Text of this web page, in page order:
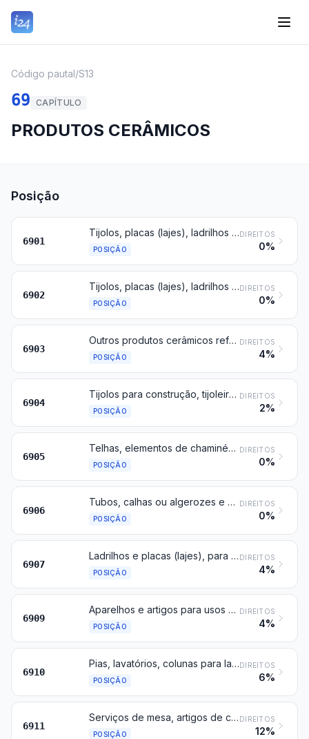
Código pautal/S13
69 CAPÍTULO
PRODUTOS CERÂMICOS
Posição
6901
Tijolos, placas (lajes), ladrilhos e outras peças cerâmicas de farinhas siliciosas fósseis (por exemplo, kieselguhr, tripolite, diatomite) ou de terras siliciosas semelhantes
POSIÇÃO
DIREITOS
0%
6902
Tijolos, placas (lajes), ladrilhos e peças cerâmicas semelhantes, para construção, refratários, que não sejam de farinhas siliciosas fósseis nem de terras siliciosas semelhantes
POSIÇÃO
DIREITOS
0%
6903
Outros produtos cerâmicos refratários (por exemplo, retortas, cadinhos, muflas, bocais, tampões, suportes, copelas, tubos, mangas, varetas, « portas » deslizantes (slide gates)) que não sejam de farinhas siliciosas fósseis nem de terras siliciosas semelhantes
POSIÇÃO
DIREITOS
4%
6904
Tijolos para construção, tijoleiras, tapa-vigas e produtos semelhantes, de cerâmica
POSIÇÃO
DIREITOS
2%
6905
Telhas, elementos de chaminés, condutores de fumo (fumaça), ornamentos arquitetónicos, de cerâmica, e outros produtos cerâmicos para construção
POSIÇÃO
DIREITOS
0%
6906
Tubos, calhas ou algerozes e acessórios para canalizações, de cerâmica
POSIÇÃO
DIREITOS
0%
6907
Ladrilhos e placas (lajes), para pavimentação ou revestimento, de cerâmica; cubos, pastilhas e artigos semelhantes, para mosaicos, de cerâmica, mesmo com suporte; peças de acabamento, de cerâmica
POSIÇÃO
DIREITOS
4%
6909
Aparelhos e artigos para usos químicos ou para outros usos técnicos, de cerâmica; alguidares, gamelas e outros recipientes semelhantes para usos rurais, de cerâmica; bilhas e outras vasilhas próprias para transporte ou embalagem, de cerâmica
POSIÇÃO
DIREITOS
4%
6910
Pias, lavatórios, colunas para lavatórios, banheiras, bidés, sanitários, autoclismos (caixas de descarga), mictórios e aparelhos fixos semelhantes para usos sanitários, de cerâmica
POSIÇÃO
DIREITOS
6%
6911
Serviços de mesa, artigos de cozinha, outros artigos de uso doméstico e artigos de higiene ou de toucador, de porcelana
POSIÇÃO
DIREITOS
12%